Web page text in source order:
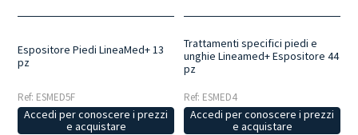
Espositore Piedi LineaMed+ 13
pz
Ref: ESMED5F
Accedi per conoscere i prezzi
e acquistare
Trattamenti specifici piedi e
unghie Lineamed+ Espositore 44
pz
Ref: ESMED4
Accedi per conoscere i prezzi
e acquistare